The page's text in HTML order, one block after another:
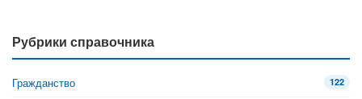
Рубрики справочника
Гражданство 122